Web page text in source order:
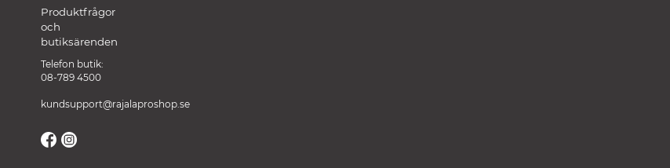
Produktfrågor
och
butiksärenden
Telefon butik:
08-789 4500
kundsupport@rajalaproshop.se